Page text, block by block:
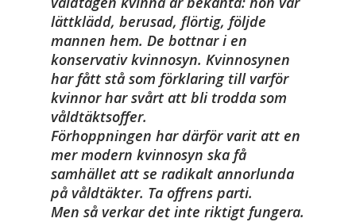
lättklädd, berusad, flörtig, följde
mannen hem. De bottnar i en
konservativ kvinnosyn. Kvinnosynen
har fått stå som förklaring till varför
kvinnor har svårt att bli trodda som
våldtäktsoffer.
Förhoppningen har därför varit att en
mer modern kvinnosyn ska få
samhället att se radikalt annorlunda
på våldtäkter. Ta offrens parti.
Men så verkar det inte riktigt fungera.